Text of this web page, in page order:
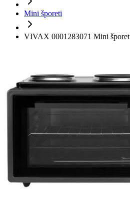
Mini šporeti
VIVAX 0001283071 Mini šporet